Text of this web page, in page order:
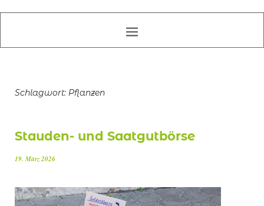
Schlagwort: Pflanzen
Stauden- und Saatgutbörse
19. März 2026